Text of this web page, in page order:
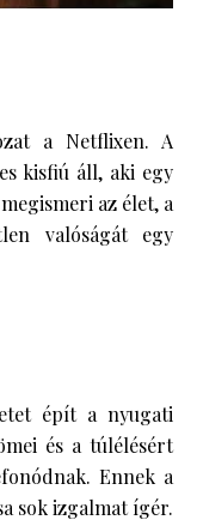
a Netflixen. A
kisfiú áll, aki egy
az élet, a
valóságát egy
épít a nyugati
és a túlélésért
Ennek a
sok izgalmat ígér.